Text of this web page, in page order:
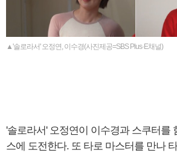
▲'솔로라서' 오정연, 이수경(사진제공=SBS Plus·E채널)
'솔로라서' 오정연이 이수경과 스쿠터를
스에 도전한다. 또 타로 마스터를 만나